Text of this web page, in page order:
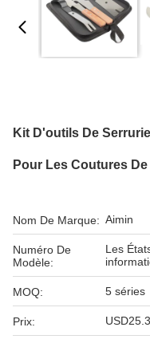
Kit D'outils De
Pour Les Coutures
Nom De Marque: Aimin
Numéro De
Modèle:
Les
MOQ: 5 séries
Prix: